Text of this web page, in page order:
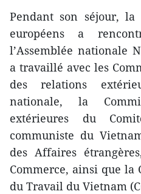
Pendant son séjour, la
européens a
l’Assemblée nationale
a travaillé avec les
des relations
nationale, la
extérieures du
communiste du
des Affaires
Commerce, ainsi que la
du Travail du Vietnam